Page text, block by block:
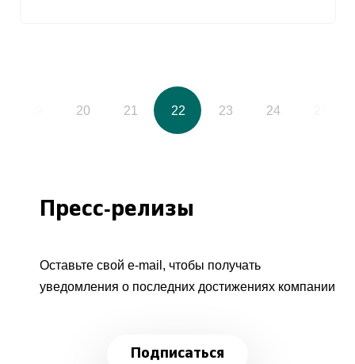
20 21 22 23 24
Пресс-релизы
Оставьте свой e-mail, чтобы получать
уведомления о последних достижениях компании
Подписаться